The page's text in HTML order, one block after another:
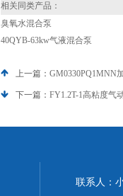
相关同类产品：
臭氧水混合泵
40QYB-63kw气液混合泵
上一篇： GM0330PQ1MNN
下一篇： FY1.2T-1高粘度气
联系人：